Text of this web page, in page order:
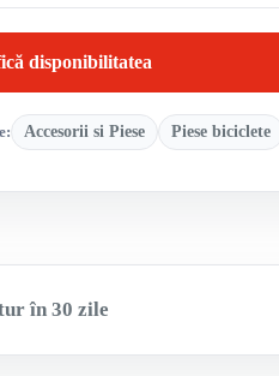
disponibilitatea
Accesorii si Piese Piese biciclete
în 30 zile